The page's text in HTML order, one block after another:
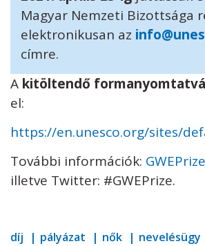
Magyar Nemzeti Bizottsága
elektronikusan az
címre.
A kitöltendő
el:
https://en.unesco.org/sites/
További információk:
illetve Twitter: #GWEPrize.
díj pályázat nők nevelésügy